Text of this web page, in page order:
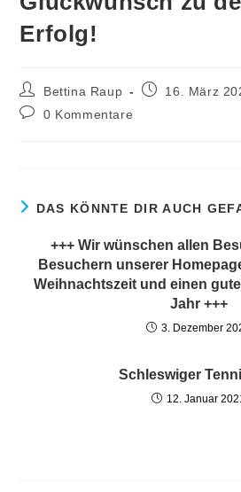
Erfolg!
Beitrags-
Autor:
Bettina Raup
Beitrag16. März
Beitrags-
0 Kommentare
DAS KÖNNTE DIR AUCH
+++ Wir wünschen allen
Besuchern unserer
Weihnachtszeit und einen
Jahr +++
3. Dezember
Schleswiger
12. Januar